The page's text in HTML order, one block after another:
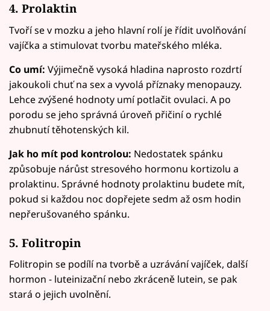
4. Prolaktin
Tvoří se v mozku a jeho hlavní rolí je řídit uvolňování
vajíčka a stimulovat tvorbu mateřského mléka.
Co umí: Výjimečně vysoká hladina naprosto rozdrtí
jakoukoli chuť na sex a vyvolá příznaky menopauzy.
Lehce zvýšené hodnoty umí potlačit ovulaci. A po
porodu se jeho správná úroveň přičiní o rychlé
zhubnutí těhotenských kil.
Jak ho mít pod kontrolou: Nedostatek spánku
způsobuje nárůst stresového hormonu kortizolu a
prolaktinu. Správné hodnoty prolaktinu budete mít,
pokud si každou noc dopřejete sedm až osm hodin
nepřerušovaného spánku.
5. Folitropin
Folitropin se podílí na tvorbě a uzrávání vajíček, další
hormon - luteinizační nebo zkráceně lutein, se pak
stará o jejich uvolnění.